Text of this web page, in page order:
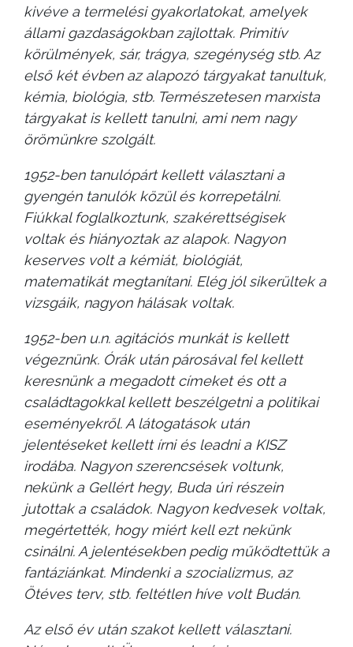
kivéve a termelési gyakorlatokat, amelyek
állami gazdaságokban zajlottak. Primitív
körülmények, sár, trágya, szegénység stb. Az
első két évben az alapozó tárgyakat tanultuk,
kémia, biológia, stb. Természetesen marxista
tárgyakat is kellett tanulni, ami nem nagy
örömünkre szolgált.
1952-ben tanulópárt kellett választani a
gyengén tanulók közül és korrepetálni.
Fiúkkal foglalkoztunk, szakérettségisek
voltak és hiányoztak az alapok. Nagyon
keserves volt a kémiát, biológiát,
matematikát megtanítani. Elég jól sikerültek a
vizsgáik, nagyon hálásak voltak.
1952-ben u.n. agitációs munkát is kellett
végeznünk. Órák után párosával fel kellett
keresnünk a megadott címeket és ott a
családtagokkal kellett beszélgetni a politikai
eseményekről. A látogatások után
jelentéseket kellett írni és leadni a KISZ
irodába. Nagyon szerencsések voltunk,
nekünk a Gellért hegy, Buda úri részein
jutottak a családok. Nagyon kedvesek voltak,
megértették, hogy miért kell ezt nekünk
csinálni. A jelentésekben pedig működtettük a
fantáziánkat. Mindenki a szocializmus, az
Ötéves terv, stb. feltétlen híve volt Budán.
Az első év után szakot kellett választani.